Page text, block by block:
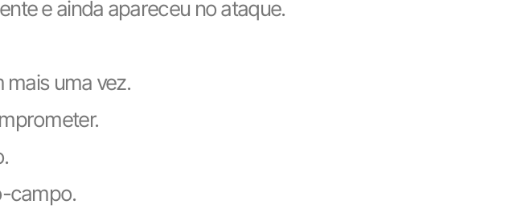
e ainda apareceu no ataque.
mais uma vez.
campo.